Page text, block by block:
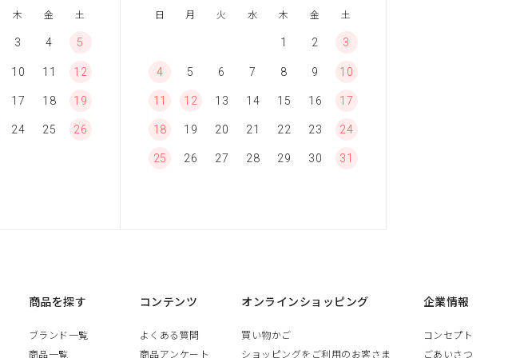
木 金 土
3 4 5
10 11 12
17 18 19
24 25 26
日 月 火 水 木 金 土
1 2 3
4 5 6 7 8 9 10
11 12 13 14 15 16 17
18 19 20 21 22 23 24
25 26 27 28 29 30 31
商品を探す
ブランド一覧
商品一覧
コンテンツ
よくある質問
商品アンケート
オンラインショッピング
買い物かご
ショッピングをご利用のお客さま
企業情報
コンセプト
ごあいさつ